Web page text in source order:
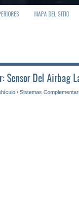
MAPA DEL SITIO
Sensor Del Airbag
/ Sistemas